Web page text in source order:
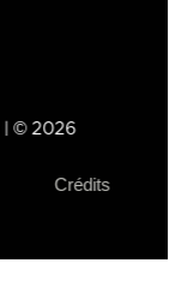
| © 2026
Crédits